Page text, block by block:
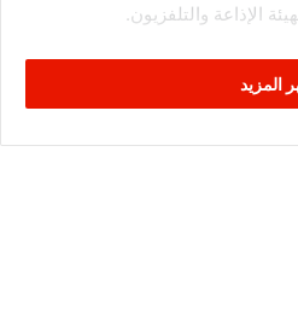
الإذاعة والتلفزيون.
المزيد